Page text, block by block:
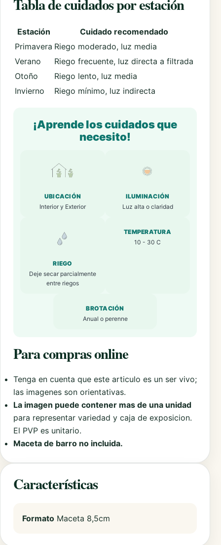
Tabla de cuidados por estación
Estación
Cuidado recomendado
Primavera Riego moderado, luz media
Verano
Riego frecuente, luz directa a filtrada
Otoño
Riego lento, luz media
Invierno
Riego mínimo, luz indirecta
¡Aprende los cuidados que
necesito!
UBICACIÓN
Interior y Exterior
ILUMINACIÓN
Luz alta o claridad
RIEGO
Deje secar parcialmente
entre riegos
TEMPERATURA
10 - 30 C
BROTACIÓN
Anual o perenne
Para compras online
Tenga en cuenta que este articulo es un ser vivo;
las imagenes son orientativas.
La imagen puede contener mas de una unidad
para representar variedad y caja de exposicion.
El PVP es unitario.
Maceta de barro no incluida.
Características
Formato Maceta 8,5cm